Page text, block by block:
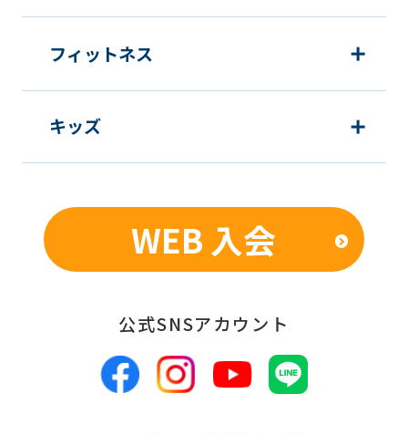
フィットネス
キッズ
WEB 入会
公式SNSアカウント